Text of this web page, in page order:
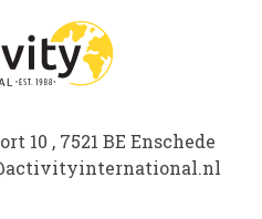
10 , 7521 BE Enschede